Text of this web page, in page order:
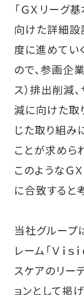
「ＧＸリーグ
向けた詳細
度に進めてい
ので、参画企
ス）排出削減
減に向けた取
じた取り組み
ことが求めら
このようなＧ
に合致すると
当社グループ
レーム「Ｖｉｓ
スケアのリー
ョンとして掲